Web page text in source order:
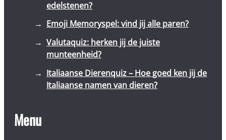
edelstenen?
Emoji Memoryspel: vind jij alle paren?
Valutaquiz: herken jij de juiste
munteenheid?
Italiaanse Dierenquiz – Hoe goed ken jij de
Italiaanse namen van dieren?
Menu